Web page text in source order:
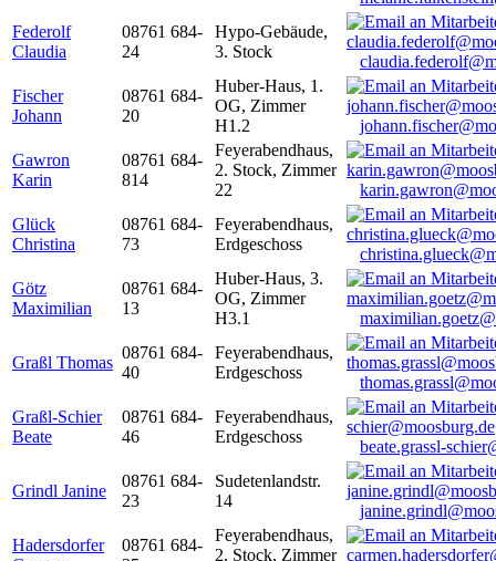
Federolf
Claudia
08761 684-
24
Hypo-Gebäude,
3. Stock
Fischer
Johann
08761 684-
20
Huber-Haus, 1.
OG, Zimmer
H1.2
Gawron
Karin
08761 684-
814
Feyerabendhaus,
2. Stock, Zimmer
22
Glück
Christina
08761 684-
73
Feyerabendhaus,
Erdgeschoss
Götz
Maximilian
08761 684-
13
Huber-Haus, 3.
OG, Zimmer
H3.1
Graßl Thomas
08761 684-
40
Feyerabendhaus,
Erdgeschoss
Graßl-Schier
Beate
08761 684-
46
Feyerabendhaus,
Erdgeschoss
beate.grassl-
Grindl Janine
08761 684-
23
Sudetenlandstr.
14
Hadersdorfer
08761 684-
Feyerabendhaus,
2. Stock, Zimmer